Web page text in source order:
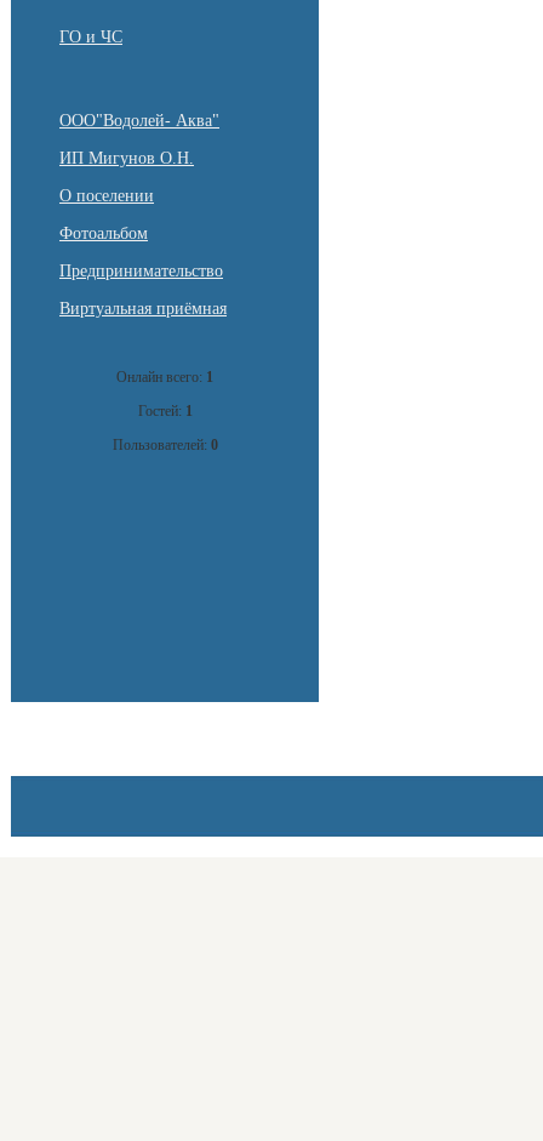
ГО и ЧС
ООО"Водолей- Аква"
ИП Мигунов О.Н.
О поселении
Фотоальбом
Предпринимательство
Виртуальная приёмная
Онлайн всего: 1
Гостей: 1
Пользователей: 0